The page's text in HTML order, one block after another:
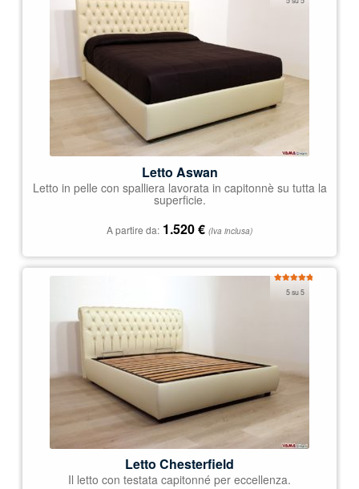
Letto Aswan
Letto in pelle con spalliera lavorata in capitonnè su tutta la
superficie.
A partire da: 1.520€ (Iva inclusa)
5 su 5
Letto Chesterfield
Il letto con testata capitonné per eccellenza.